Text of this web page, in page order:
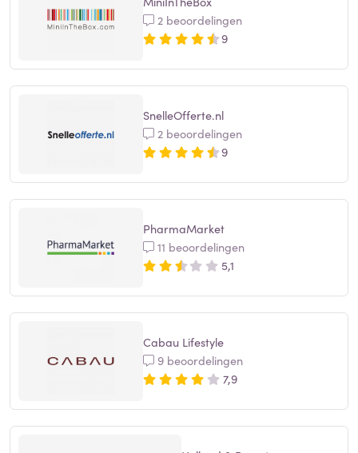
2 beoordelingen
9
SnelleOfferte.nl
2 beoordelingen
9
PharmaMarket
11 beoordelingen
5,1
Cabau Lifestyle
9 beoordelingen
7,9